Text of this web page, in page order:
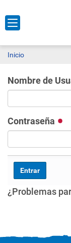
Inicio
Nombre de
Contraseña
¿Problemas